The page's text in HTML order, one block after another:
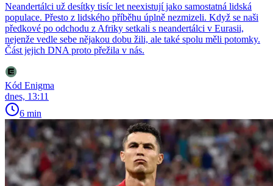
Neandertálci už desítky tisíc let neexistují jako samostatná lidská
populace. Přesto z lidského příběhu úplně nezmizeli. Když se naši
předkové po odchodu z Afriky setkali s neandertálci v Eurasii,
nejenže vedle sebe nějakou dobu žili, ale také spolu měli potomky.
Část jejich DNA proto přežila v nás.
Kód Enigma
dnes, 13:11
6 min